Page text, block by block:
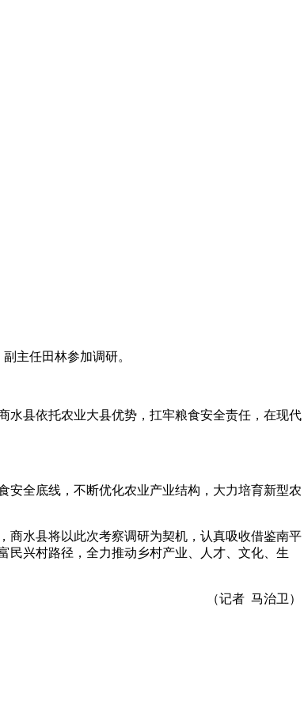
主任田林参加调研。
水县依托农业大县优势 ， 扛牢粮食安全责任 ， 在现代
安全底线 ， 不断优化农业产业结构 ， 大力培育新型农
， 商水县将以此次考察调研为契机 ， 认真吸收借鉴南平
民兴村路径 ， 全力推动乡村产业、人才、文化、生
（记者 马治卫）